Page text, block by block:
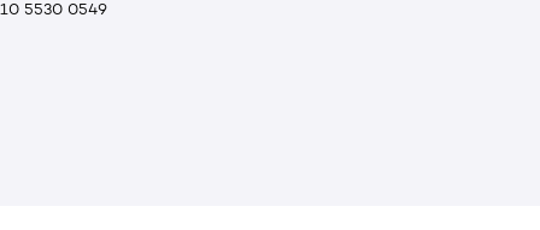
5530 0549